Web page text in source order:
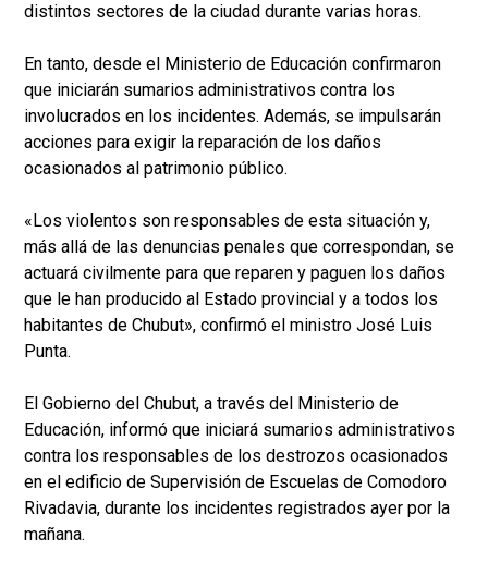
distintos sectores de la ciudad durante varias horas.
En tanto, desde el Ministerio de Educación confirmaron
que iniciarán sumarios administrativos contra los
involucrados en los incidentes. Además, se impulsarán
acciones para exigir la reparación de los daños
ocasionados al patrimonio público.
«Los violentos son responsables de esta situación y,
más allá de las denuncias penales que correspondan, se
actuará civilmente para que reparen y paguen los daños
que le han producido al Estado provincial y a todos los
habitantes de Chubut», confirmó el ministro José Luis
Punta.
El Gobierno del Chubut, a través del Ministerio de
Educación, informó que iniciará sumarios administrativos
contra los responsables de los destrozos ocasionados
en el edificio de Supervisión de Escuelas de Comodoro
Rivadavia, durante los incidentes registrados ayer por la
mañana.